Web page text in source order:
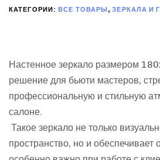
КАТЕГОРИИ:ВСЕ ТОВАРЫ ,ЗЕРКАЛА И
Настенное зеркало размером
решение для бьюти мастеров,
профессиональную и стильную
салоне.
Такое зеркало не только
пространство, но и обеспечивает